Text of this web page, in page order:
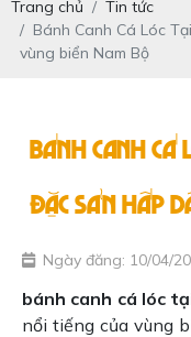
Trang chủ
Tin tức
Bánh Canh Cá Lóc
vùng biển Nam Bộ
Bánh Canh
đặc sản hấp
Ngày đăng: 10/04/
bánh canh cá lóc
nổi tiếng của vùng